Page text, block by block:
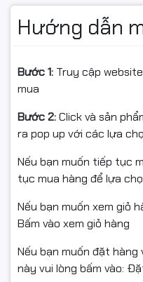
Intel Core i7-13620H –
Hướng dẫn
Bước 1: Truy cập
mua
Bước 2:Click và sản
ra pop up với các lựa
Nếu bạn muốn tiếp tục
tục mua hàng để lựa
Nếu bạn muốn xem giỏ
Bấm vào xem giỏ hàng
Nếu bạn muốn đặt
này vui lòng bấm vào: